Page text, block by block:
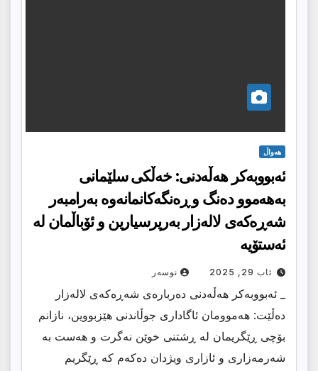
هەواڵ
ئەبووبەکر هەڵەدنی: خەڵکی سلێمانی
بەهەموو دەنگ و ڕەنگەکانمانەوە بەرامبەر
شەڕەکەی لالەزار بەرپرسیارین و ئۆباڵمان لە
ئەستۆیە
ئاب 29, 2025 نوسەر
_ ئەبووبەکر هەڵەدنی دەربارەی شەڕەکەی لالەزار
دەڵێت: هەموومان ئاگاداری جوڵاندنی هێزبووین، نازانم
بۆچی ڕێگریمان لە ڕشتنی خوێن نەگرت و هەست بە
شەرمەزاری و ئازاری ویژدان دەکەم کە ڕێگریم